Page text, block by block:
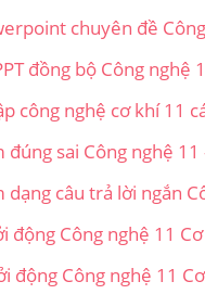
chuyên đề
đồng bộ Công nghệ
công nghệ cơ khí 11
đúng sai Công nghệ
dạng câu trả lời ngắn
động Công nghệ 11
động Công nghệ 11